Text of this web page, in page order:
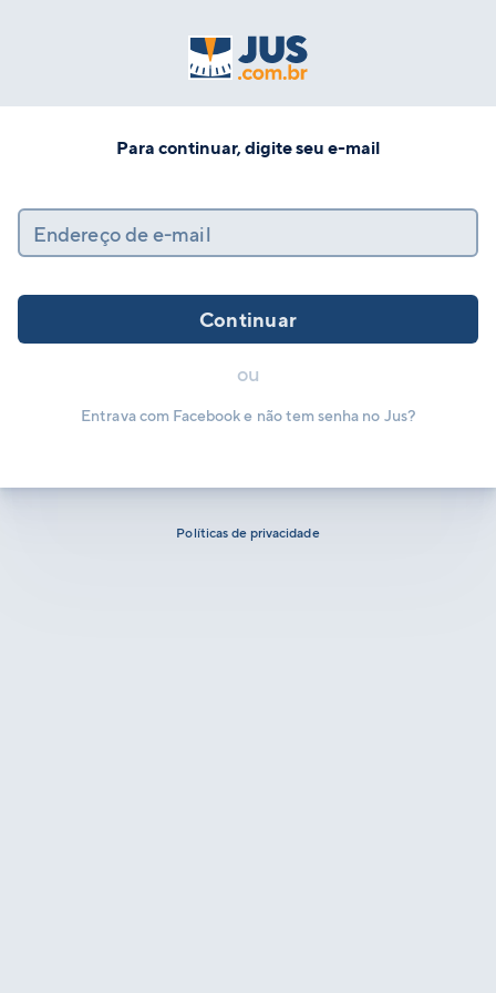
Para continuar, digite seu e-mail
Endereço de e-mail
Continuar
ou
Entrava com Facebook e não tem senha no Jus?
Políticas de privacidade